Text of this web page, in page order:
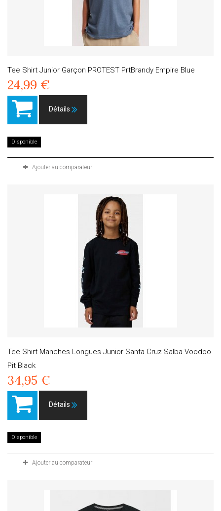
Tee Shirt Junior Garçon PROTEST PrtBrandy Empire Blue
24,99 €
Détails
Disponible
Ajouter au comparateur
Tee Shirt Manches Longues Junior Santa Cruz Salba Voodoo
Pit Black
34,95 €
Détails
Disponible
Ajouter au comparateur